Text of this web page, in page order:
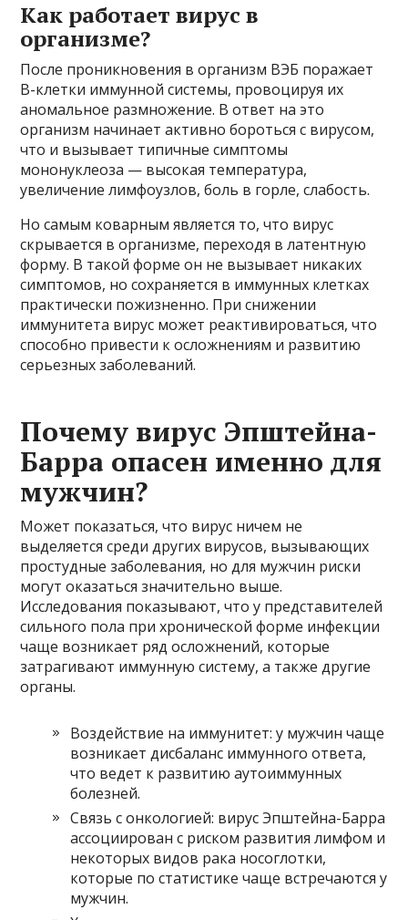
Как работает вирус в
организме?
После проникновения в организм ВЭБ поражает
В-клетки иммунной системы, провоцируя их
аномальное размножение. В ответ на это
организм начинает активно бороться с вирусом,
что и вызывает типичные симптомы
мононуклеоза — высокая температура,
увеличение лимфоузлов, боль в горле, слабость.
Но самым коварным является то, что вирус
скрывается в организме, переходя в латентную
форму. В такой форме он не вызывает никаких
симптомов, но сохраняется в иммунных клетках
практически пожизненно. При снижении
иммунитета вирус может реактивироваться, что
способно привести к осложнениям и развитию
серьезных заболеваний.
Почему вирус Эпштейна-
Барра опасен именно для
мужчин?
Может показаться, что вирус ничем не
выделяется среди других вирусов, вызывающих
простудные заболевания, но для мужчин риски
могут оказаться значительно выше.
Исследования показывают, что у представителей
сильного пола при хронической форме инфекции
чаще возникает ряд осложнений, которые
затрагивают иммунную систему, а также другие
органы.
Воздействие на иммунитет: у мужчин чаще
возникает дисбаланс иммунного ответа,
что ведет к развитию аутоиммунных
болезней.
Связь с онкологией: вирус Эпштейна-Барра
ассоциирован с риском развития лимфом и
некоторых видов рака носоглотки,
которые по статистике чаще встречаются у
мужчин.